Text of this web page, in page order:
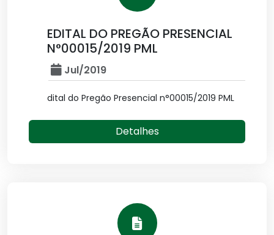
EDITAL DO PREGÃO PRESENCIAL
N°00015/2019 PML
Jul/2019
dital do Pregão Presencial n°00015/2019 PML
Detalhes